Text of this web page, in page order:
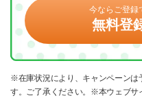
今ならご登録
無料登
※在庫状況により、キャンペーンは
す。ご了承ください。※本ウェブサ